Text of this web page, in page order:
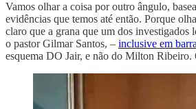
Vamos olhar a coisa por outro ângulo,
evidências que temos até então. Porque
claro que a grana que um dos investigados
o pastor Gilmar Santos, – inclusive em
esquema DO Jair, e não do Milton Ribeiro.